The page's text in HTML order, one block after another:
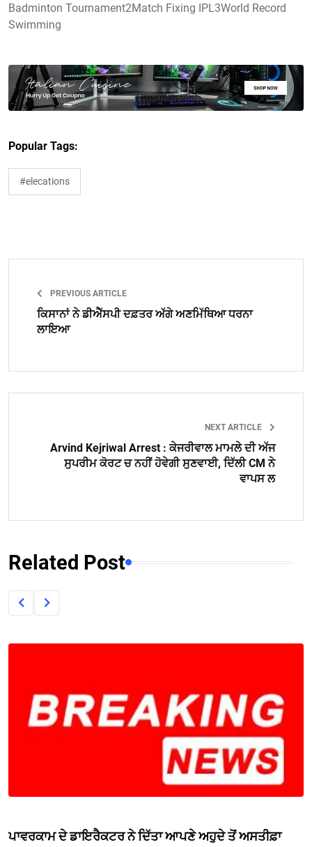
Badminton Tournament2Match Fixing IPL3World Record
Swimming
Popular Tags:
#elecations
PREVIOUS ARTICLE
ਕਿਸਾਨਾਂ ਨੇ ਡੀਐੱਸਪੀ ਦਫ਼ਤਰ ਅੱਗੇ ਅਣਮਿੱਥਿਆ ਧਰਨਾ
ਲਾਇਆ
NEXT ARTICLE
Arvind Kejriwal Arrest : ਕੇਜਰੀਵਾਲ ਮਾਮਲੇ ਦੀ ਅੱਜ
ਸੁਪਰੀਮ ਕੋਰਟ ਚ ਨਹੀਂ ਹੋਵੇਗੀ ਸੁਣਵਾਈ, ਦਿੱਲੀ CM ਨੇ
ਵਾਪਸ ਲ
Related Post
ਪਾਵਰਕਾਮ ਦੇ ਡਾਇਰੈਕਟਰ ਨੇ ਦਿੱਤਾ ਆਪਣੇ ਅਹੁਦੇ ਤੋਂ ਅਸਤੀਫ਼ਾ